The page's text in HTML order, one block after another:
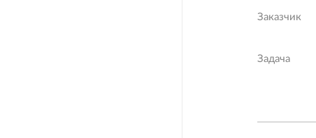
Заказчик
Задача